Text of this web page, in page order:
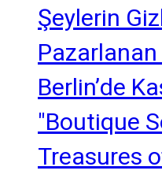
Şeylerin
Berlin’de
"Boutique
Treasures